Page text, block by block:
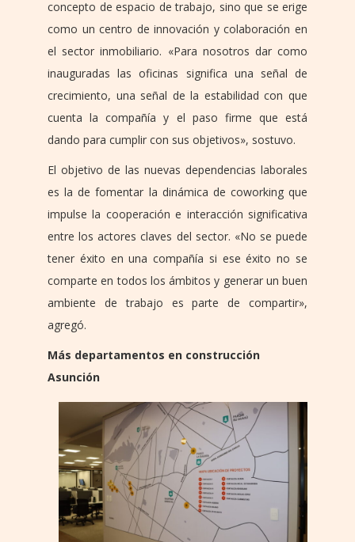
concepto de espacio de trabajo, sino que se erige
como un centro de innovación y colaboración en
el sector inmobiliario. «Para nosotros dar como
inauguradas las oficinas significa una señal de
crecimiento, una señal de la estabilidad con que
cuenta la compañía y el paso firme que está
dando para cumplir con sus objetivos», sostuvo.
El objetivo de las nuevas dependencias laborales
es la de fomentar la dinámica de coworking que
impulse la cooperación e interacción significativa
entre los actores claves del sector. «No se puede
tener éxito en una compañía si ese éxito no se
comparte en todos los ámbitos y generar un buen
ambiente de trabajo es parte de compartir»,
agregó.
Más departamentos en construcción
Asunción